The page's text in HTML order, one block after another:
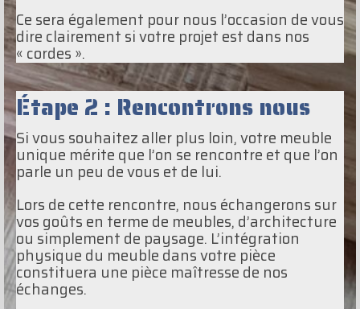
Ce sera également pour nous l’occasion de vous
dire clairement si votre projet est dans nos
« cordes ».
Étape 2 : Rencontrons nous
Si vous souhaitez aller plus loin, votre meuble
unique mérite que l’on se rencontre et que l’on
parle un peu de vous et de lui.
Lors de cette rencontre, nous échangerons sur
vos goûts en terme de meubles, d’architecture
ou simplement de paysage. L’intégration
physique du meuble dans votre pièce
constituera une pièce maîtresse de nos
échanges.